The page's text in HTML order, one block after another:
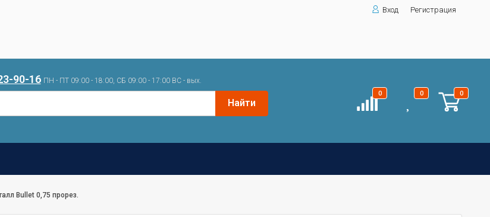
Вход Регистрация
90-16 ПН - ПТ 09:00 - 18:00, СБ 09:00 - 17:00 ВС - вых.
Найти
0 0 0
Bullet 0,75 прорез.